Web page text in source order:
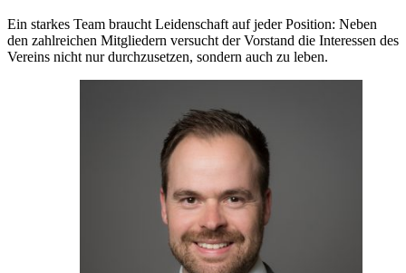
Ein starkes Team braucht Leidenschaft auf jeder Position: Neben
den zahlreichen Mitgliedern versucht der Vorstand die Interessen des
Vereins nicht nur durchzusetzen, sondern auch zu leben.